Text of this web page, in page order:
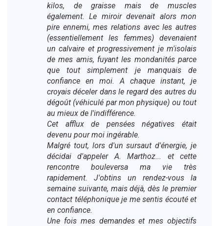
kilos, de graisse mais de muscles
également. Le miroir devenait alors mon
pire ennemi, mes relations avec les autres
(essentiellement les femmes) devenaient
un calvaire et progressivement je m'isolais
de mes amis, fuyant les mondanités parce
que tout simplement je manquais de
confiance en moi. A chaque instant, je
croyais déceler dans le regard des autres du
dégoût (véhiculé par mon physique) ou tout
au mieux de l'indifférence.
Cet afflux de pensées négatives était
devenu pour moi ingérable.
Malgré tout, lors d'un sursaut d'énergie, je
décidai d'appeler A. Marthoz... et cette
rencontre bouleversa ma vie très
rapidement. J'obtins un rendez-vous la
semaine suivante, mais déjà, dès le premier
contact téléphonique je me sentis écouté et
en confiance.
Une fois mes demandes et mes objectifs